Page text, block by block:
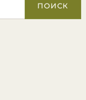
ПОИСК